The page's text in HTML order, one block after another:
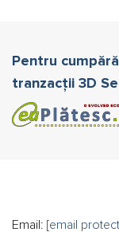
Pentru
tranzacții 3D
Email: [email